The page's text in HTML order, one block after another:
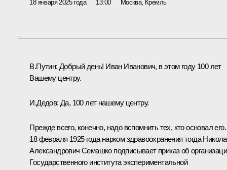
18 января 2025 года 13:00 Москва, Кремль
В.Путин: Добрый день! Иван Иванович, в этом году 100 лет
Вашему центру.
И.Дедов: Да, 100 лет нашему центру.
Прежде всего, конечно, надо вспомнить тех, кто основал его.
18 февраля 1925 года нарком здравоохранения тогда
Александрович Семашко подписывает приказ об
Государственного института экспериментальной